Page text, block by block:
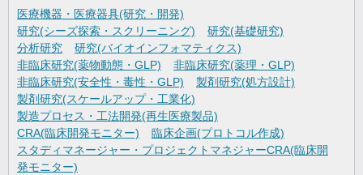
医療機器・医療器具(研究・開発)
研究(シーズ探索・スクリーニング)
研究(基礎研究)
分析研究
研究(バイオインフォマティクス)
非臨床研究(薬物動態・GLP)
非臨床研究(薬理・GLP)
非臨床研究(安全性・毒性・GLP)
製剤研究(処方設計)
製剤研究(スケールアップ・工業化)
製造プロセス・工法開発(再生医療製品)
CRA(臨床開発モニター)
臨床企画(プロトコル作成)
スタディマネージャー・プロジェクトマネジャーCRA(臨床開
発モニター)